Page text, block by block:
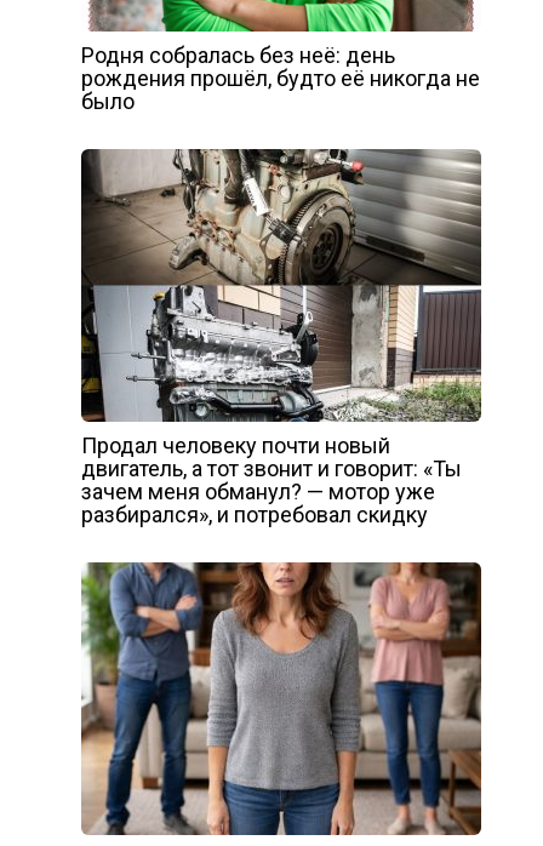
Родня собралась без неё: день
рождения прошёл, будто её никогда не
было
Продал человеку почти новый
двигатель, а тот звонит и говорит: «Ты
зачем меня обманул? — мотор уже
разбирался», и потребовал скидку